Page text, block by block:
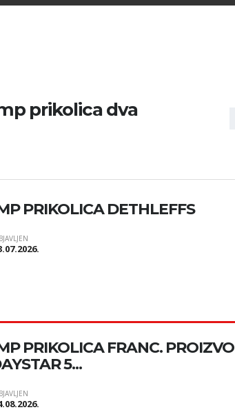
prikolica dva
PRIKOLICA DETHLEFFS
PRIKOLICA FRANC. PROIZVO
5...